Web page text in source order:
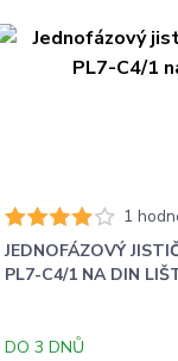
1
JEDNOFÁZOVÝ
PL7-C4/1 NA DIN
DO 3 DNŮ